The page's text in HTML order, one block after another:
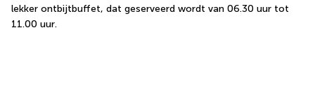
lekker ontbijtbuffet, dat geserveerd wordt van 06.30 uur tot
11.00 uur.